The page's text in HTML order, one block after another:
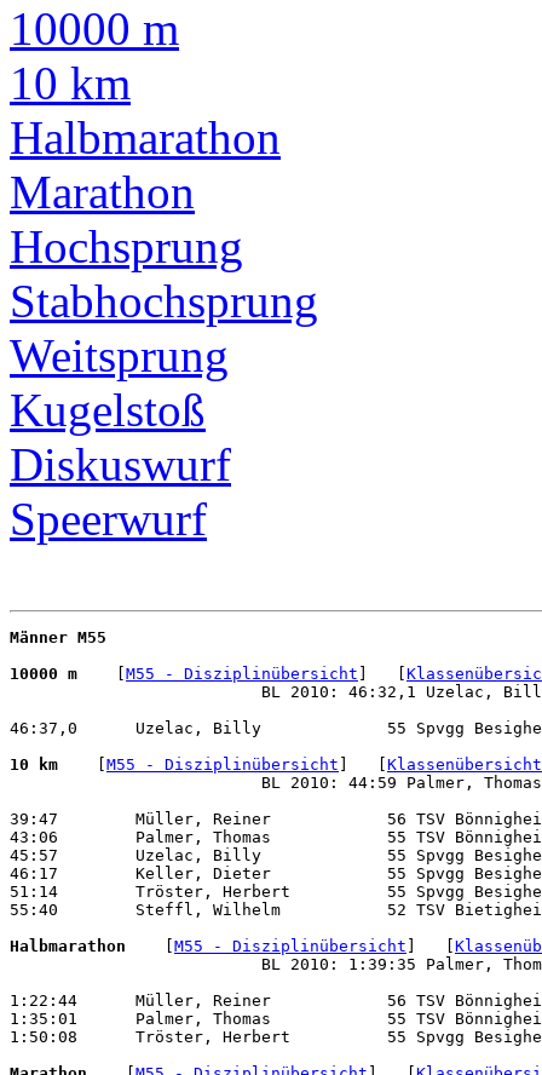
10000 m
10 km
Halbmarathon
Marathon
Hochsprung
Stabhochsprung
Weitsprung
Kugelstoß
Diskuswurf
Speerwurf
Männer M55
10000 m
M55 - Disziplinübersicht
BL 2010: 46:32,1 Uzelac,
46:37,0      Uzelac, Billy             55 Spvgg
10 km
M55 - Disziplinübersicht
Klassenübersicht
BL 2010: 44:59 Palmer,
39:47        Müller, Reiner            56 TSV
43:06        Palmer, Thomas            55 TSV
45:57        Uzelac, Billy             55 Spvgg
46:17        Keller, Dieter            55 Spvgg
51:14        Tröster, Herbert          55 Spvgg
55:40        Steffl, Wilhelm           52 TSV
Halbmarathon
M55 - Disziplinübersicht
BL 2010: 1:39:35 Palmer,
1:22:44      Müller, Reiner            56 TSV
1:35:01      Palmer, Thomas            55 TSV
1:50:08      Tröster, Herbert          55 Spvgg